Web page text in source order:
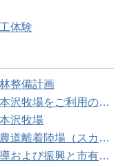
体験
整備計画
をご利用の皆様へ（畜主向け）
沢牧場
陸場（スカイポートきたみ）
び振興と市有林の経営維持管理